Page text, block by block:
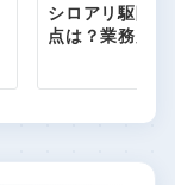
シロアリ駆除
点は？業務用